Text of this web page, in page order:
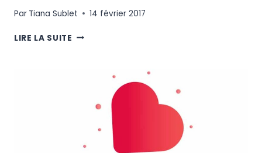
Par Tiana Sublet 14 février 2017
LIRE LA SUITE COMPRENDRE
COMMERCE